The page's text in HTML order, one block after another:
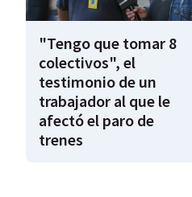
"Tengo que tomar 8
colectivos", el
testimonio de un
trabajador al que le
afectó el paro de
trenes